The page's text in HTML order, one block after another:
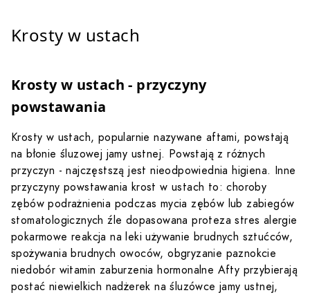
Krosty w ustach
Krosty w ustach - przyczyny
powstawania
Krosty w ustach, popularnie nazywane aftami, powstają
na błonie śluzowej jamy ustnej. Powstają z różnych
przyczyn - najczęstszą jest nieodpowiednia higiena. Inne
przyczyny powstawania krost w ustach to: choroby
zębów podrażnienia podczas mycia zębów lub zabiegów
stomatologicznych źle dopasowana proteza stres alergie
pokarmowe reakcja na leki używanie brudnych sztućców,
spożywania brudnych owoców, obgryzanie paznokcie
niedobór witamin zaburzenia hormonalne Afty przybierają
postać niewielkich nadżerek na śluzówce jamy ustnej,